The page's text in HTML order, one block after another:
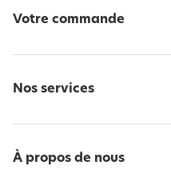
Votre commande
Nos services
À propos de nous